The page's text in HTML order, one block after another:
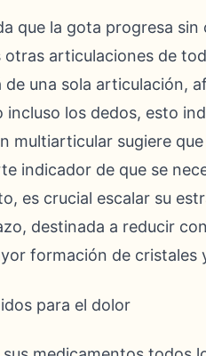
que la gota progresa
otras articulaciones de
de una sola articulación,
incluso los dedos, esto
multiarticular sugiere
indicador de que se
es crucial escalar su
destinada a reducir
formación de